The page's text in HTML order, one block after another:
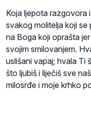
Koja ljepota razgovora
svakog molitelja koji se
na Boga koji oprašta
svojim smilovanjem.
uslišani vapaj; hvala Ti
što ljubiš i liječiš sve
milosrđe i moje krhko